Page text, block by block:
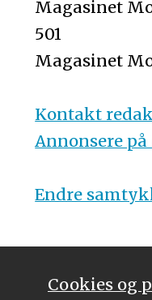
Magasinet
501
Magasinet
Kontakt
Annonsere
Endre
Cookies og